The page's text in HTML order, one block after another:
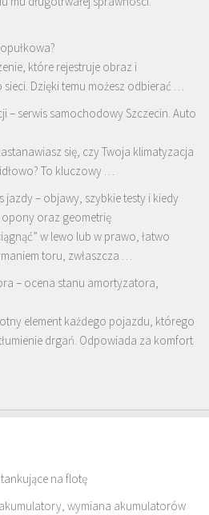
które rejestruje obraz i
sieci. Dzięki temu możesz odbierać …
– serwis samochodowy Szczecin. Auto
się, czy Twoja klimatyzacja
To kluczowy …
jazdy – objawy, szybkie testy i kiedy
oraz geometrię
w lewo lub w prawo, łatwo
toru, zwłaszcza …
– ocena stanu amortyzatora,
element każdego pojazdu, którego
drgań. Odpowiada za komfort
na flotę
wymiana akumulatorów